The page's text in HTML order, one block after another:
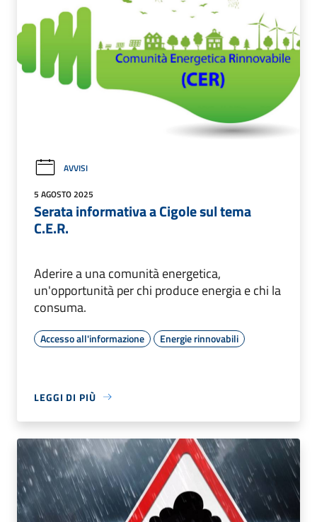
AVVISI
5 AGOSTO 2025
Serata informativa a Cigole sul tema
C.E.R.
Aderire a una comunità energetica,
un'opportunità per chi produce energia e chi la
consuma.
Accesso all'informazione Energie rinnovabili
LEGGI DI PIÙ